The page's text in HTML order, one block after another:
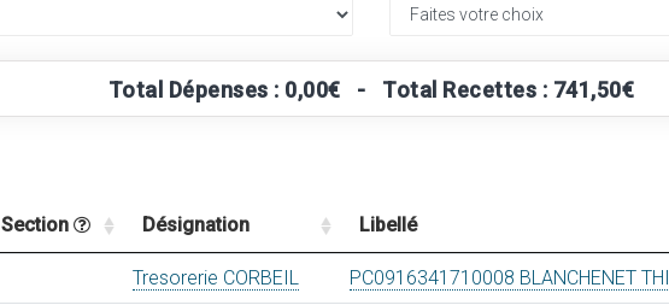
Total Dépenses : 0,00€ - Total Recettes : 741,50€
Section Désignation Libellé
Tresorerie CORBEIL PC0916341710008 BLANCHENET THI